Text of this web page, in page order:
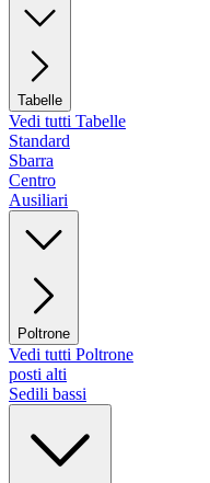
Tabelle
Vedi tutti Tabelle
Standard
Sbarra
Centro
Ausiliari
Poltrone
Vedi tutti Poltrone
posti alti
Sedili bassi